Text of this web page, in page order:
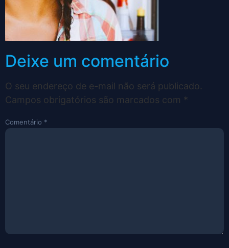
Deixe um comentário
O seu endereço de e-mail não será publicado.
Campos obrigatórios são marcados com *
Comentário *